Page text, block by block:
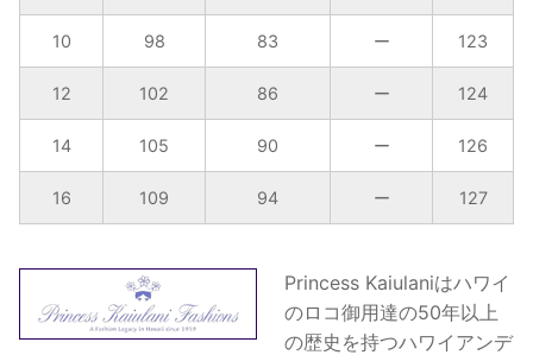
10 98 83 ー 123
12 102 86 ー 124
14 105 90 ー 126
16 109 94 ー 127
Princess Kaiulaniはハワイ
のロコ御用達の50年以上
の歴史を持つハワイアンデ